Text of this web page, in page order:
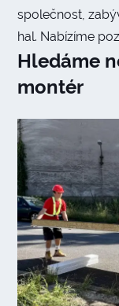
společnost,
hal. Nabízíme
Hledáme
montér